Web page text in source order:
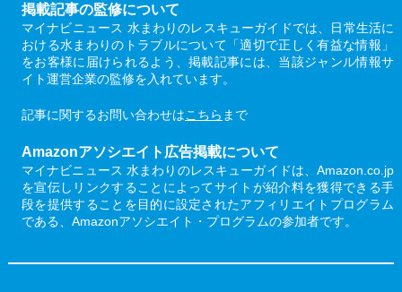
掲載記事の監修について
マイナビニュース 水まわりのレスキューガイドでは、日常生活に
おける水まわりのトラブルについて「適切で正しく有益な情報」
をお客様に届けられるよう、掲載記事には、当該ジャンル情報サ
イト運営企業の監修を入れています。
記事に関するお問い合わせはこちら まで
Amazonアソシエイト広告掲載について
マイナビニュース 水まわりのレスキューガイドは、Amazon.co.jp
を宣伝しリンクすることによってサイトが紹介料を獲得できる手
段を提供することを目的に設定されたアフィリエイトプログラム
である、Amazonアソシエイト・プログラムの参加者です。